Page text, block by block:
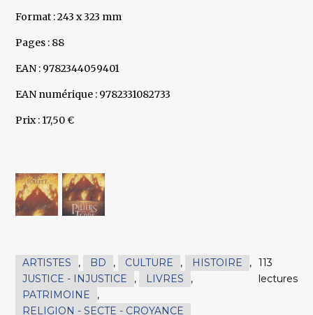
Format : 243 x 323 mm
Pages : 88
EAN : 9782344059401
EAN numérique : 9782331082733
Prix : 17,50 €
ARTISTES , BD , CULTURE , HISTOIRE
,
JUSTICE - INJUSTICE
, LIVRES
,
PATRIMOINE
,
RELIGION - SECTE - CROYANCE
113
lectures